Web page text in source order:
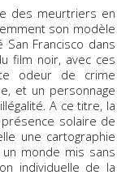
des meurtriers en
son modèle
Francisco dans
film noir, avec ces
odeur de crime
et un personnage
A ce titre, la
solaire de
une cartographie
monde mis sans
individuelle de la